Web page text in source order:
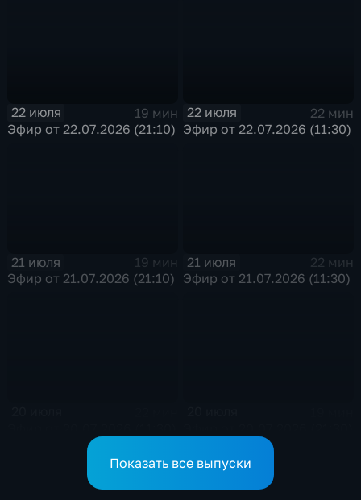
22 июля
19 мин
Эфир от 22.07.2026 (21:10)
22 июля
22 мин
Эфир от 22.07.2026 (11:30)
21 июля
19 мин
Эфир от 21.07.2026 (21:10)
21 июля
22 мин
Эфир от 21.07.2026 (11:30)
Показать все выпуски